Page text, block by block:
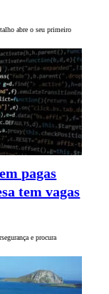
abre o seu primeiro
pagas
tem vagas
e procura